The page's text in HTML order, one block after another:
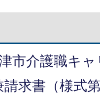
市介護職キ
請求書（様式